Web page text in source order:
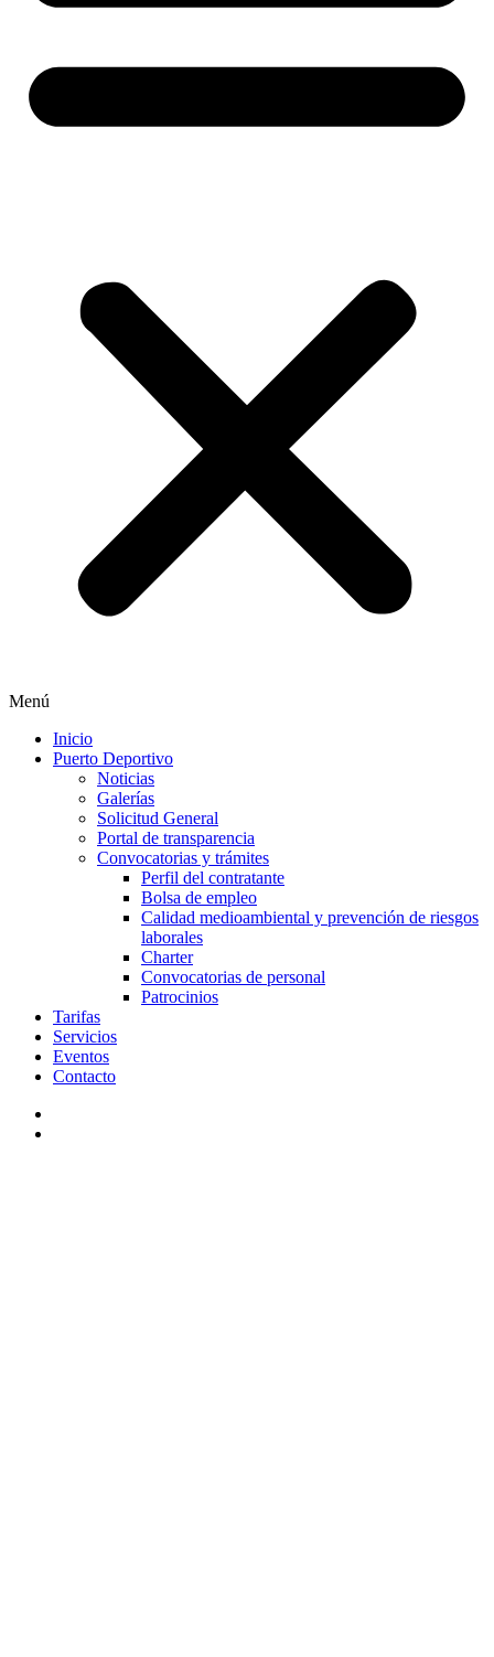
Menú
Inicio
Puerto Deportivo
Noticias
Galerías
Solicitud General
Portal de transparencia
Convocatorias y trámites
Perfil del contratante
Bolsa de empleo
Calidad medioambiental y prevención de riesgos
laborales
Charter
Convocatorias de personal
Patrocinios
Tarifas
Servicios
Eventos
Contacto